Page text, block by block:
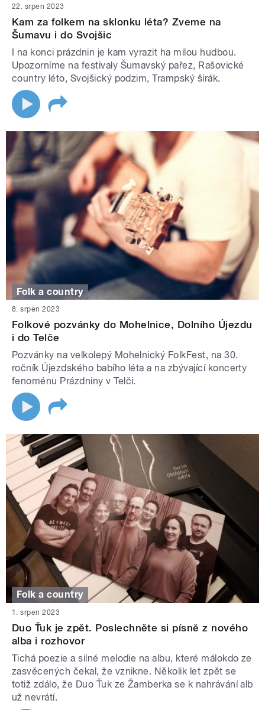
22. srpen 2023
Kam za folkem na sklonku léta? Zveme na
Šumavu i do Svojšic
I na konci prázdnin je kam vyrazit ha milou hudbou.
Upozorníme na festivaly Šumavský pařez, Rašovické
country léto, Svojšický podzim, Trampský širák.
Folk a country
8. srpen 2023
Folkové pozvánky do Mohelnice, Dolního Újezdu
i do Telče
Pozvánky na velkolepý Mohelnický FolkFest, na 30.
ročník Újezdského babího léta a na zbývající koncerty
fenoménu Prázdniny v Telči.
Folk a country
1. srpen 2023
Duo Ťuk je zpět. Poslechněte si písně z nového
alba i rozhovor
Tichá poezie a silné melodie na albu, které málokdo ze
zasvěcených čekal, že vznikne. Několik let zpět se
totiž zdálo, že Duo Ťuk ze Žamberka se k nahrávání alb
už nevrátí.